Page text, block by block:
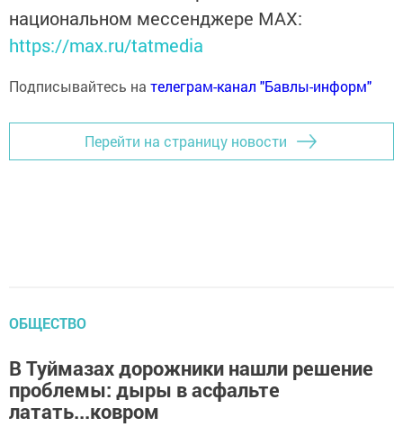
национальном мессенджере MАХ:
https://max.ru/tatmedia
Подписывайтесь на телеграм-канал "Бавлы-информ"
Перейти на страницу новости
ОБЩЕСТВО
В Туймазах дорожники нашли решение
проблемы: дыры в асфальте
латать...ковром